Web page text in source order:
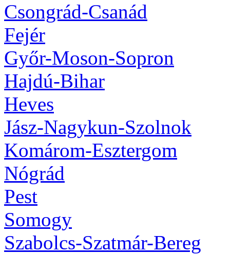
Csongrád-Csanád
Fejér
Győr-Moson-Sopron
Hajdú-Bihar
Heves
Jász-Nagykun-Szolnok
Komárom-Esztergom
Nógrád
Pest
Somogy
Szabolcs-Szatmár-Bereg